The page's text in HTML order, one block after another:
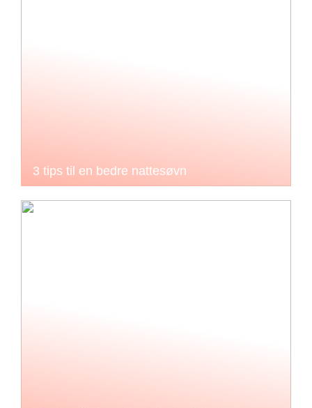
3 tips til en bedre nattesøvn